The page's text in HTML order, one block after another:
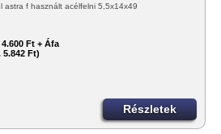
astra f használt acélfelni 5,5x14x49
4.600 Ft + Áfa
5.842 Ft)
Részletek